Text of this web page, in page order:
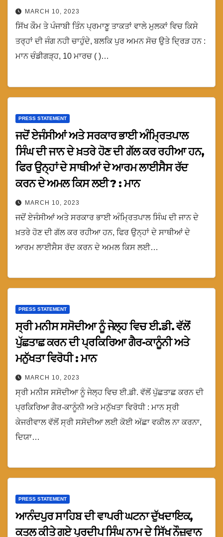
MARCH 10, 2023
ਸਿੱਖ ਕੌਮ ਤੇ ਪੰਜਾਬੀ ਤਿੰਨ ਪ੍ਰਮਾਣੂ ਤਾਕਤਾਂ ਵਾਲੇ ਮੁਲਕਾਂ ਵਿਚ ਕਿਸੇ
ਤਰ੍ਹਾਂ ਦੀ ਜੰਗ ਨਹੀ ਚਾਹੁੰਦੇ, ਬਲਕਿ ਪੁਰ ਅਮਨ ਸੋਚ ਉਤੇ ਦ੍ਰਿੜ ਹਨ :
ਮਾਨ ਚੰਡੀਗੜ੍ਹ, 10 ਮਾਰਚ ( )…
PRESS STATEMENT
ਜਦੋਂ ਏਜੰਸੀਆਂ ਅਤੇ ਸਰਕਾਰ ਭਾਈ ਅੰਮ੍ਰਿਤਪਾਲ
ਸਿੰਘ ਦੀ ਜਾਨ ਦੇ ਖ਼ਤਰੇ ਹੋਣ ਦੀ ਗੱਲ ਕਰ ਰਹੀਆ ਹਨ,
ਫਿਰ ਉਨ੍ਹਾਂ ਦੇ ਸਾਥੀਆਂ ਦੇ ਆਰਮ ਲਾਈਸੈਸ ਰੱਦ
ਕਰਨ ਦੇ ਅਮਲ ਕਿਸ ਲਈ ? : ਮਾਨ
MARCH 10, 2023
ਜਦੋਂ ਏਜੰਸੀਆਂ ਅਤੇ ਸਰਕਾਰ ਭਾਈ ਅੰਮ੍ਰਿਤਪਾਲ ਸਿੰਘ ਦੀ ਜਾਨ ਦੇ
ਖ਼ਤਰੇ ਹੋਣ ਦੀ ਗੱਲ ਕਰ ਰਹੀਆ ਹਨ, ਫਿਰ ਉਨ੍ਹਾਂ ਦੇ ਸਾਥੀਆਂ ਦੇ
ਆਰਮ ਲਾਈਸੈਸ ਰੱਦ ਕਰਨ ਦੇ ਅਮਲ ਕਿਸ ਲਈ…
PRESS STATEMENT
ਸ੍ਰੀ ਮਨੀਸ ਸਸੋਦੀਆ ਨੂੰ ਜੇਲ੍ਹ ਵਿਚ ਈ.ਡੀ. ਵੱਲੋਂ
ਪੁੱਛਤਾਛ ਕਰਨ ਦੀ ਪ੍ਰਕਿਰਿਆ ਗੈਰ-ਕਾਨੂੰਨੀ ਅਤੇ
ਮਨੁੱਖਤਾ ਵਿਰੋਧੀ : ਮਾਨ
MARCH 10, 2023
ਸ੍ਰੀ ਮਨੀਸ ਸਸੋਦੀਆ ਨੂੰ ਜੇਲ੍ਹ ਵਿਚ ਈ.ਡੀ. ਵੱਲੋਂ ਪੁੱਛਤਾਛ ਕਰਨ ਦੀ
ਪ੍ਰਕਿਰਿਆ ਗੈਰ-ਕਾਨੂੰਨੀ ਅਤੇ ਮਨੁੱਖਤਾ ਵਿਰੋਧੀ : ਮਾਨ ਸ੍ਰੀ
ਕੇਜਰੀਵਾਲ ਵੱਲੋਂ ਸ੍ਰੀ ਸਸੋਦੀਆ ਲਈ ਕੋਈ ਅੱਛਾ ਵਕੀਲ ਨਾ ਕਰਨਾ,
ਦਿਯਾ…
PRESS STATEMENT
ਆਨੰਦਪੁਰ ਸਾਹਿਬ ਦੀ ਵਾਪਰੀ ਘਟਨਾ ਦੁੱਖਦਾਇਕ,
ਕਤਲ ਕੀਤੇ ਗਏ ਪ੍ਰਦੀਪ ਸਿੰਘ ਨਾਮ ਦੇ ਸਿੱਖ ਨੌਜ਼ਵਾਨ